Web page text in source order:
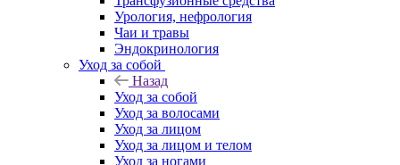
Урология, нефрология
Чаи и травы
Эндокринология
Уход за собой
Назад
Уход за собой
Уход за волосами
Уход за лицом
Уход за лицом и телом
Уход за ногами